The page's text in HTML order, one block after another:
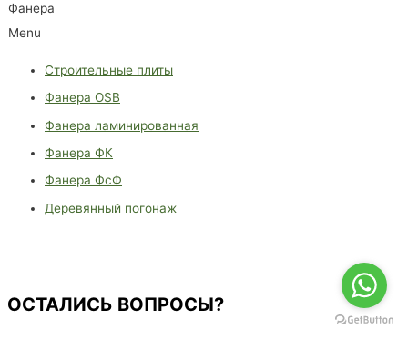
Фанера
Menu
Строительные плиты
Фанера OSB
Фанера ламинированная
Фанера ФК
Фанера ФсФ
Деревянный погонаж
ОСТАЛИСЬ ВОПРОСЫ?